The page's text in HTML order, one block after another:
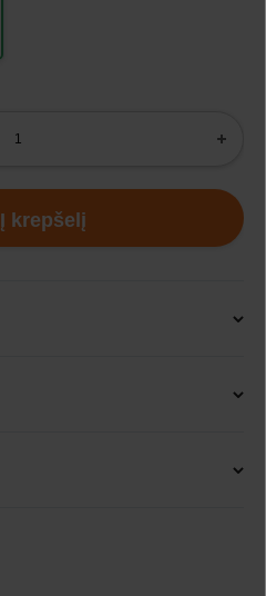
Į krepšelį